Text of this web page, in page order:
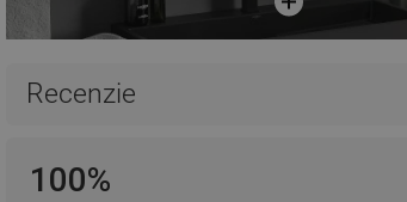
Recenzie
100%